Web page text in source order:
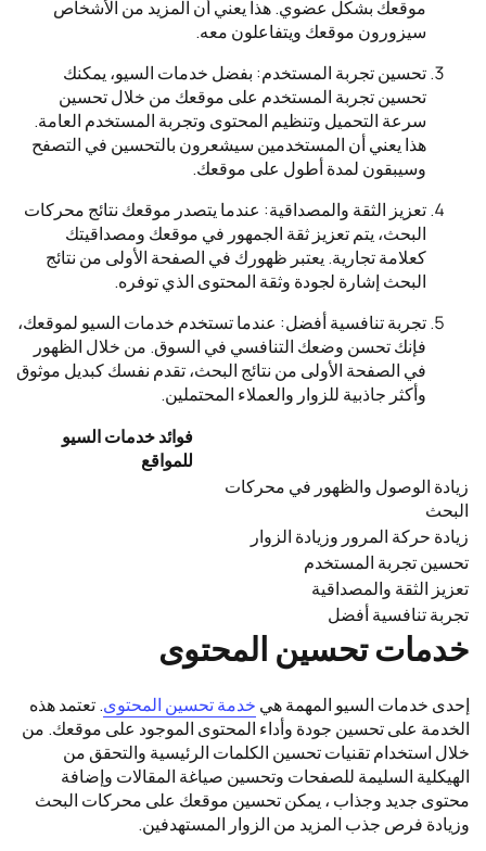
موقعك بشكل عضوي. هذا يعني أن المزيد من الأشخاص
سيزورون موقعك ويتفاعلون معه.
تحسين تجربة المستخدم: بفضل خدمات السيو، يمكنك
تحسين تجربة المستخدم على موقعك من خلال تحسين
سرعة التحميل وتنظيم المحتوى وتجربة المستخدم العامة.
هذا يعني أن المستخدمين سيشعرون بالتحسين في التصفح
وسيبقون لمدة أطول على موقعك.
تعزيز الثقة والمصداقية: عندما يتصدر موقعك نتائج محركات
البحث، يتم تعزيز ثقة الجمهور في موقعك ومصداقيتك
كعلامة تجارية. يعتبر ظهورك في الصفحة الأولى من نتائج
البحث إشارة لجودة وثقة المحتوى الذي توفره.
تجربة تنافسية أفضل: عندما تستخدم خدمات السيو لموقعك،
فإنك تحسن وضعك التنافسي في السوق. من خلال الظهور
في الصفحة الأولى من نتائج البحث، تقدم نفسك كبديل موثوق
وأكثر جاذبية للزوار والعملاء المحتملين.
فوائد خدمات السيو
للمواقع
زيادة الوصول والظهور في محركات
البحث
زيادة حركة المرور وزيادة الزوار
تحسين تجربة المستخدم
تعزيز الثقة والمصداقية
تجربة تنافسية أفضل
خدمات تحسين المحتوى
إحدى خدمات السيو المهمة هي خدمة تحسين المحتوى. تعتمد هذه
الخدمة على تحسين جودة وأداء المحتوى الموجود على موقعك. من
خلال استخدام تقنيات تحسين الكلمات الرئيسية والتحقق من
الهيكلية السليمة للصفحات وتحسين صياغة المقالات وإضافة
محتوى جديد وجذاب ، يمكن تحسين موقعك على محركات البحث
وزيادة فرص جذب المزيد من الزوار المستهدفين.